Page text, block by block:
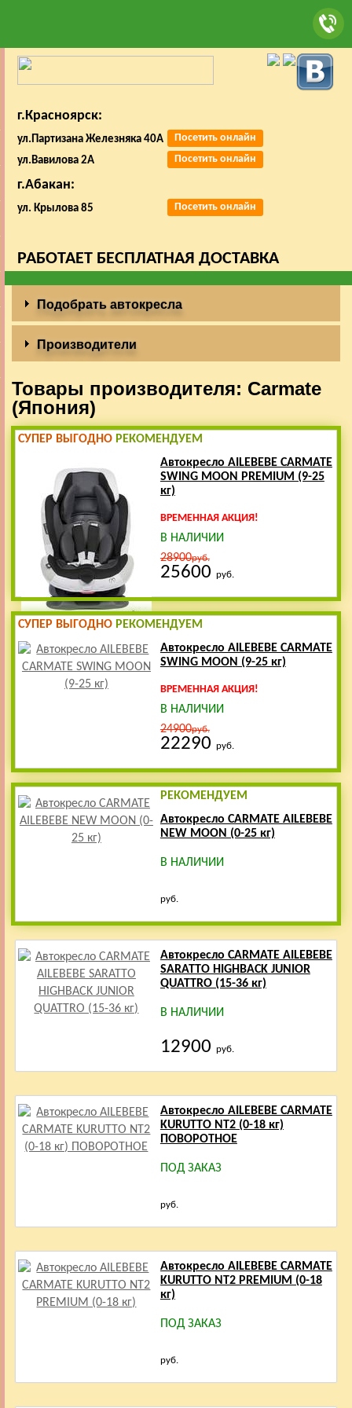
г.Красноярск:
ул.Партизана Железняка 40А
Посетить онлайн
ул.Вавилова 2А
Посетить онлайн
г.Абакан:
ул. Крылова 85 Посетить онлайн
РАБОТАЕТ БЕСПЛАТНАЯ ДОСТАВКА
Подобрать автокресла
Производители
Товары производителя: Carmate
(Япония)
СУПЕР ВЫГОДНО РЕКОМЕНДУЕМ
Автокресло AILEBEBE CARMATE
SWING MOON PREMIUM (9-25
кг)
ВРЕМЕННАЯ АКЦИЯ!
В НАЛИЧИИ
28900руб.
25600 руб.
СУПЕР ВЫГОДНО РЕКОМЕНДУЕМ
Автокресло AILEBEBE CARMATE
SWING MOON (9-25 кг)
ВРЕМЕННАЯ АКЦИЯ!
В НАЛИЧИИ
24900руб.
22290 руб.
РЕКОМЕНДУЕМ
Автокресло CARMATE AILEBEBE
NEW MOON (0-25 кг)
В НАЛИЧИИ
руб.
Автокресло CARMATE AILEBEBE
SARATTO HIGHBACK JUNIOR
QUATTRO (15-36 кг)
В НАЛИЧИИ
12900 руб.
Автокресло AILEBEBE CARMATE
KURUTTO NT2 (0-18 кг)
ПОВОРОТНОЕ
ПОД ЗАКАЗ
руб.
Автокресло AILEBEBE CARMATE
KURUTTO NT2 PREMIUM (0-18
кг)
ПОД ЗАКАЗ
руб.